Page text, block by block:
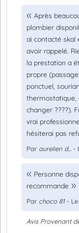
Après
plombier
ai contacté skal
avoir rappelé.
la prestation a
propre
ponctuel,
thermostatique,
changer ????).
vrai
hésiterai pas
Par aurelien d... -
Personne
recommande
Par choco 81- Le
Avis Provenant